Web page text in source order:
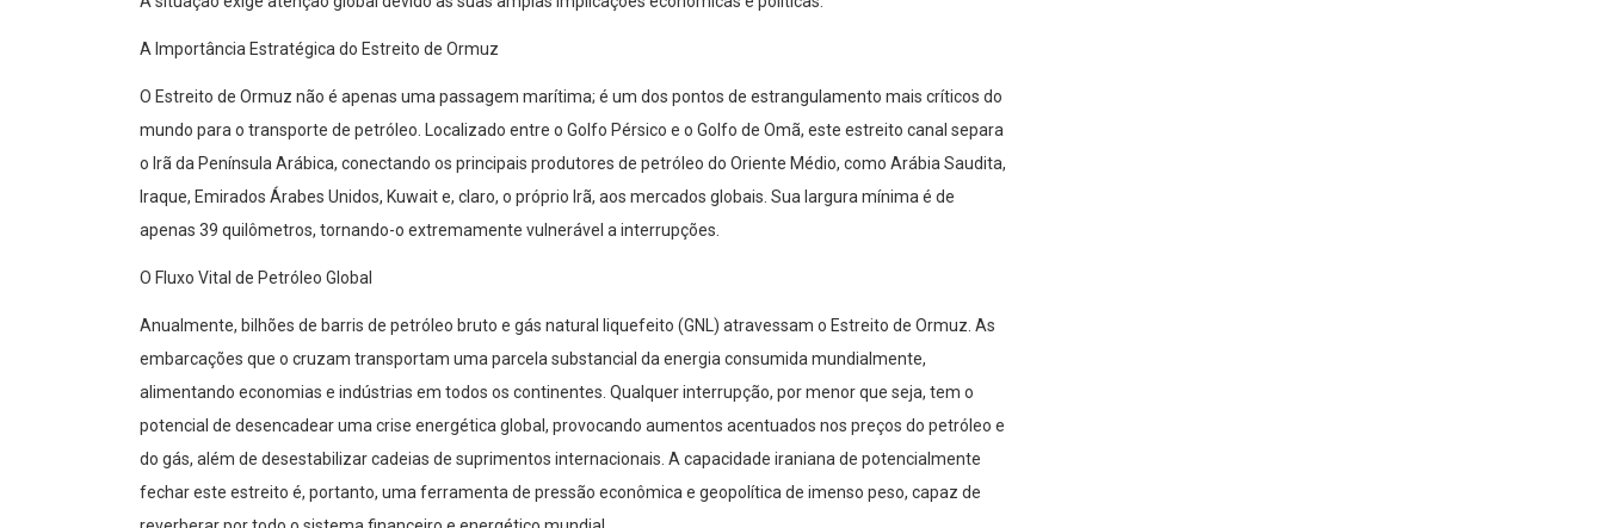
A Importância Estratégica do Estreito de Ormuz
O Estreito de Ormuz não é apenas uma passagem marítima; é um dos pontos de estrangulamento mais críticos do
mundo para o transporte de petróleo. Localizado entre o Golfo Pérsico e o Golfo de Omã, este estreito canal separa
o Irã da Península Arábica, conectando os principais produtores de petróleo do Oriente Médio, como Arábia Saudita,
Iraque, Emirados Árabes Unidos, Kuwait e, claro, o próprio Irã, aos mercados globais. Sua largura mínima é de
apenas 39 quilômetros, tornando-o extremamente vulnerável a interrupções.
O Fluxo Vital de Petróleo Global
Anualmente, bilhões de barris de petróleo bruto e gás natural liquefeito (GNL) atravessam o Estreito de Ormuz. As
embarcações que o cruzam transportam uma parcela substancial da energia consumida mundialmente,
alimentando economias e indústrias em todos os continentes. Qualquer interrupção, por menor que seja, tem o
potencial de desencadear uma crise energética global, provocando aumentos acentuados nos preços do petróleo e
do gás, além de desestabilizar cadeias de suprimentos internacionais. A capacidade iraniana de potencialmente
fechar este estreito é, portanto, uma ferramenta de pressão econômica e geopolítica de imenso peso, capaz de